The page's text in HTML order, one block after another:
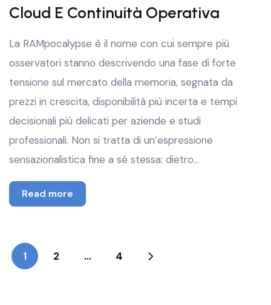
Cloud E Continuità Operativa
La RAMpocalypse è il nome con cui sempre più
osservatori stanno descrivendo una fase di forte
tensione sul mercato della memoria, segnata da
prezzi in crescita, disponibilità più incerta e tempi
decisionali più delicati per aziende e studi
professionali. Non si tratta di un’espressione
sensazionalistica fine a sé stessa: dietro…
Read more
1 2 … 4